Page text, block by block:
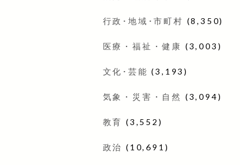
行政･地域･市町村 (8,350)
医療・福祉・健康 (3,003)
文化･芸能 (3,193)
気象・災害・自然 (3,094)
教育 (3,552)
政治 (10,691)